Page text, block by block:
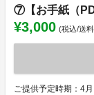
⑦【お手紙（
¥3,000 (税込/送
ご提供予定時期：4